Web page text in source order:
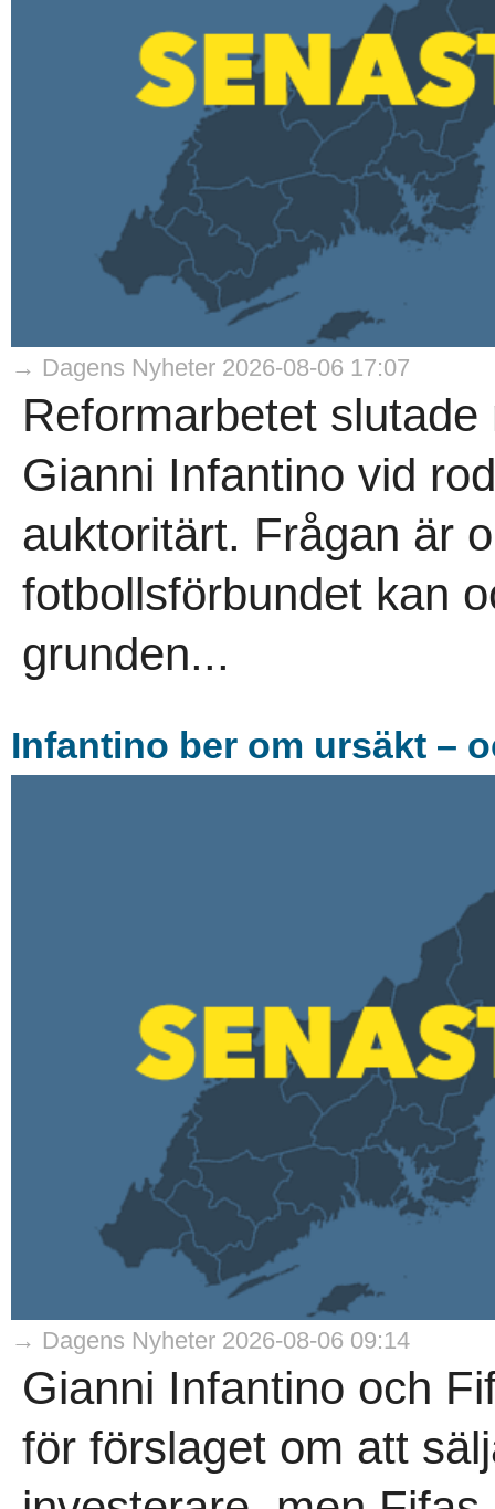
→ Dagens Nyheter 2026-08-06 17:07
Reformarbetet
Gianni Infantino vid
auktoritärt. Frågan är
fotbollsförbundet kan
grunden...
Infantino ber om ursäkt –
→ Dagens Nyheter 2026-08-06 09:14
Gianni Infantino och
för förslaget om att